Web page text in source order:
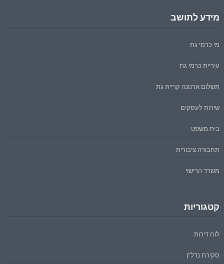
מידע לתושב
מי כרמי גת
עיריית כרמי גת
תשלום ארנונה קריית גת
שירות לעסקים
בית משפט
תחבורה ציבורית
משרד הרישוי
קטגוריות
לוח דירות
סקירת נדל"ן